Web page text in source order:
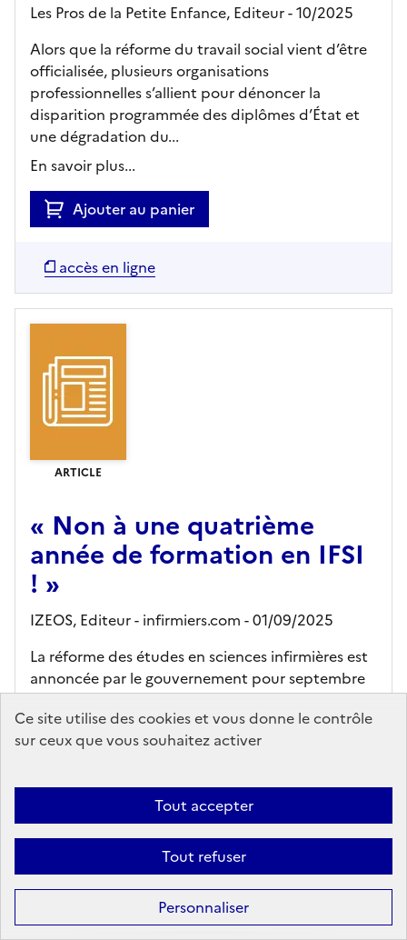
Ce site utilise des cookies et vous donne le contrôle
sur ceux que vous souhaitez activer
Tout accepter
Tout refuser
Personnaliser
Les Pros de la Petite Enfance, Editeur- 10/2025
Alors que la réforme du travail social vient d’être
officialisée, plusieurs organisations
professionnelles s’allient pour dénoncer la
disparition programmée des diplômes d’État et
une dégradation du...
En savoir plus...
Ajouter au panier
accès en ligne
ARTICLE
« Non à une quatrième
année de formation en IFSI
! »
IZEOS, Editeur- infirmiers.com - 01/09/2025
La réforme des études en sciences infirmières est
annoncée par le gouvernement pour septembre
2026. En attendant, syndicats infimiers et
organisations étudiantes expriment leurs attentes
et avancent leurs propositions. Ilona De...
Ajouter au panier
accès en ligne (sous réserve)